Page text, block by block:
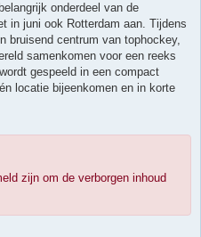
onderdeel van de
in juni ook Rotterdam aan. Tijdens
bruisend centrum van tophockey,
samenkomen voor een reeks
gespeeld in een compact
locatie bijeenkomen en in korte
zijn om de verborgen inhoud